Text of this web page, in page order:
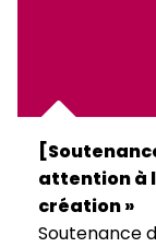
attention à
création »
Soutenance